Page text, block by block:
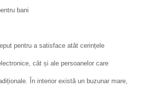
bani
pentru a satisface atât cerințele
cât și ale persoanelor care
În interior există un buzunar mare,